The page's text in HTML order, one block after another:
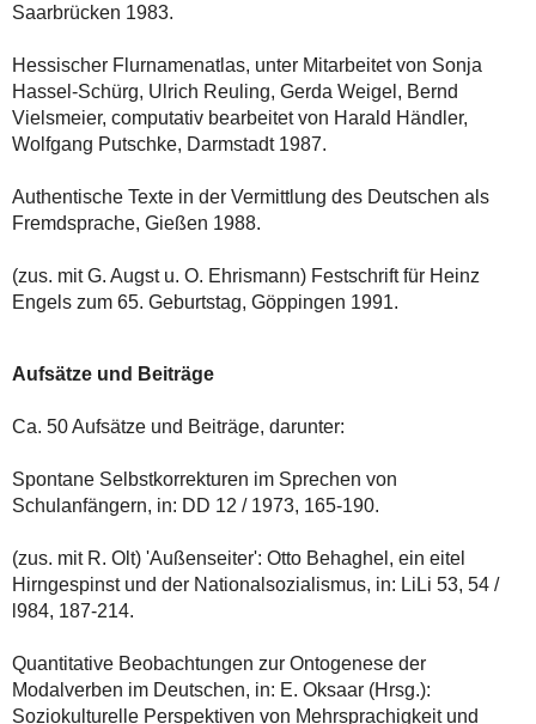
Saarbrücken 1983.
Hessischer Flurnamenatlas, unter Mitarbeitet von Sonja
Hassel-Schürg, Ulrich Reuling, Gerda Weigel, Bernd
Vielsmeier, computativ bearbeitet von Harald Händler,
Wolfgang Putschke, Darmstadt 1987.
Authentische Texte in der Vermittlung des Deutschen als
Fremdsprache, Gießen 1988.
(zus. mit G. Augst u. O. Ehrismann) Festschrift für Heinz
Engels zum 65. Geburtstag, Göppingen 1991.
Aufsätze und Beiträge
Ca. 50 Aufsätze und Beiträge, darunter:
Spontane Selbstkorrekturen im Sprechen von
Schulanfängern, in: DD 12 / 1973, 165-190.
(zus. mit R. Olt) 'Außenseiter': Otto Behaghel, ein eitel
Hirngespinst und der Nationalsozialismus, in: LiLi 53, 54 /
l984, 187-214.
Quantitative Beobachtungen zur Ontogenese der
Modalverben im Deutschen, in: E. Oksaar (Hrsg.):
Soziokulturelle Perspektiven von Mehrsprachigkeit und